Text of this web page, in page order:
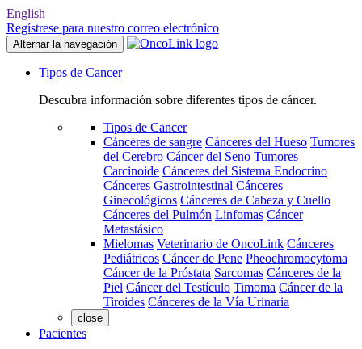
English
Regístrese para nuestro correo electrónico
Alternar la navegación
Tipos de Cancer
Descubra información sobre diferentes tipos de cáncer.
Tipos de Cancer
Cánceres de sangre Cánceres del Hueso Tumores
del Cerebro Cáncer del Seno Tumores
Carcinoide Cánceres del Sistema Endocrino
Cánceres Gastrointestinal Cánceres
Ginecológicos Cánceres de Cabeza y Cuello
Cánceres del Pulmón Linfomas Cáncer
Metastásico
Mielomas Veterinario de OncoLink Cánceres
Pediátricos Cáncer de Pene Pheochromocytoma
Cáncer de la Próstata Sarcomas Cánceres de la
Piel Cáncer del Testículo Timoma Cáncer de la
Tiroides Cánceres de la Vía Urinaria
close
Pacientes